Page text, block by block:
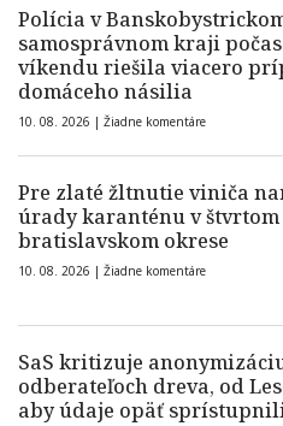
Polícia v
samosprávnom kraji
víkendu riešila viacero
domáceho násilia
10. 08. 2026 | Žiadne komentáre
Pre zlaté žltnutie viniča
úrady karanténu v štvrtom
bratislavskom okrese
10. 08. 2026 | Žiadne komentáre
SaS kritizuje
odberateľoch dreva, od
aby údaje opäť